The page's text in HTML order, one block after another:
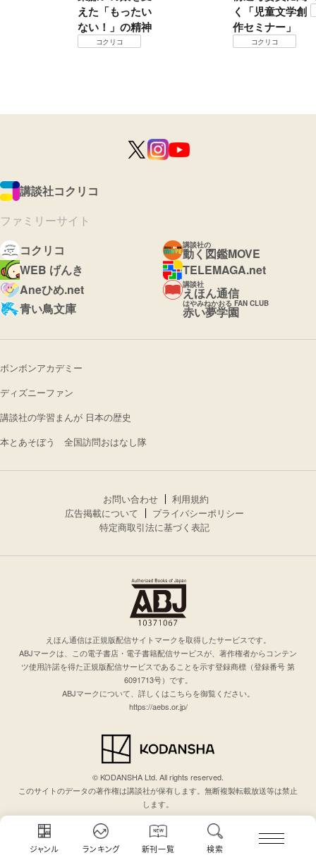
ジャンル ランキング 新刊一覧 検索
えた「もったい
ない！」の精神
コクリコ
く「児童文学創
作セミナー」
コクリコ
講談社コクリコ
ファミリーサイト
コクリコ
講談社の
動く図鑑MOVE
WEB げんき
TELEMAGA.net
Aneひめ.net
講談社
えほん通信
青い鳥文庫
はやみねかおる FAN CLUB
赤い夢学園
ボンボンアカデミー
ディズニーファン
講談社の学習まんが 日本の歴史
本とあそぼう 全国訪問おはなし隊
お問い合わせ
利用規約
広告掲載について
プライバシーポリシー
特定商取引法に基づく表記
えほん通信は正規版配信サイトマークを取得したサービスです。
ABJマークは、この電子書店・電子書籍配信サービスが、著作権者からコンテン
ツ使用許諾を得た正規版配信サービスであることを示す登録商標（登録番号 第
6091713号）です。
ABJマークについて、詳しくはこちらを御覧ください。
https://aebs.or.jp/
© KODANSHA Ltd. All rights reserved.
このサイトのデータの著作権は講談社が保有します。無断複製転載放送等は禁止
します。